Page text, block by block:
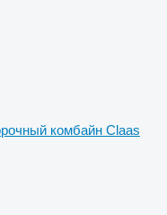
комбайн Claas